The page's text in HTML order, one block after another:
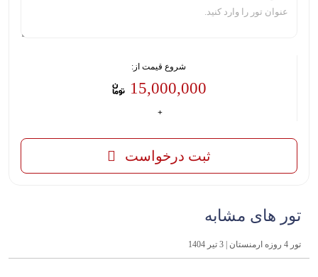
شروع قیمت از:
15,000,000
ثبت درخواست
تور های مشابه
تور 4 روزه ارمنستان | 3 تیر 1404